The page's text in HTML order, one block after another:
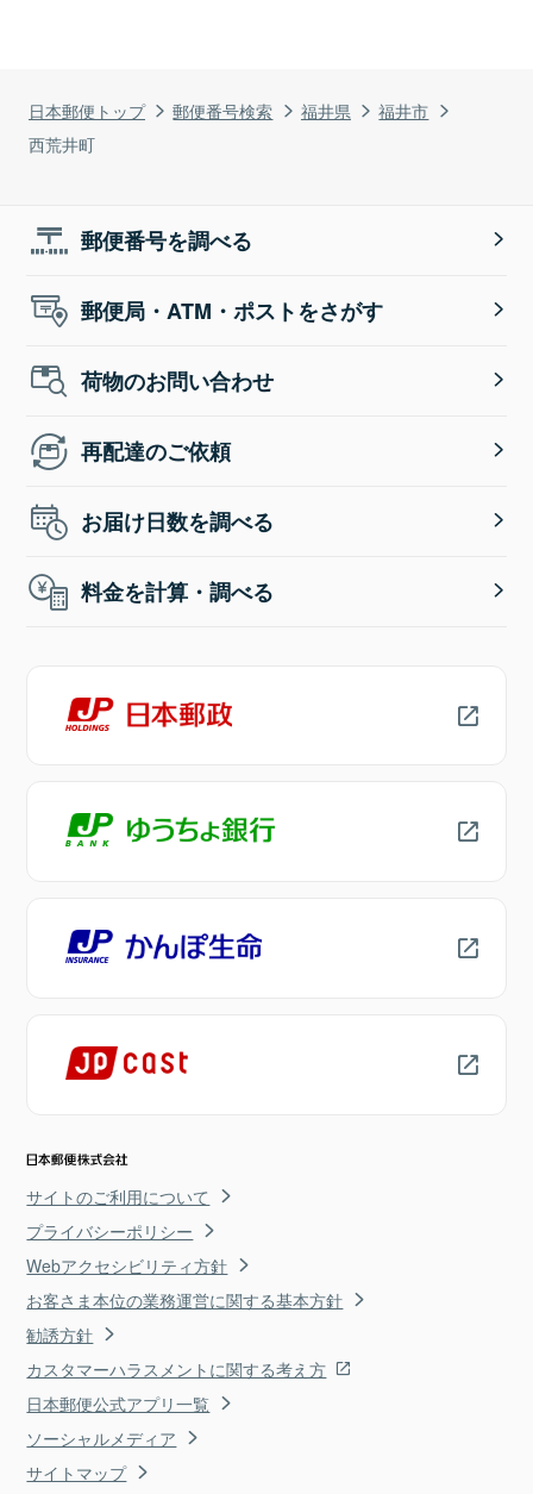
日本郵便トップ 郵便番号検索 福井県
福井市
西荒井町
郵便番号を調べる
郵便局・ATM・ポストをさがす
荷物のお問い合わせ
再配達のご依頼
お届け日数を調べる
料金を計算・調べる
サイトのご利用について
プライバシーポリシー
Webアクセシビリティ方針
お客さま本位の業務運営に関する基本方針
勧誘方針
カスタマーハラスメントに関する考え方
日本郵便公式アプリ一覧
ソーシャルメディア
サイトマップ